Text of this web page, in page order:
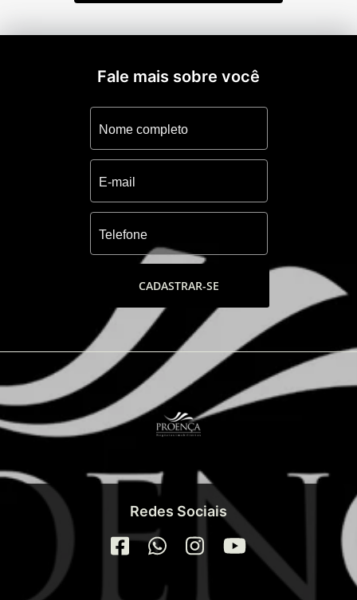
-Piscina aquecida com raia e fundo infinito,
Piscinas frias, fitness, ginastica ao ar livre,
quadra de futebol 5, quadra de futebol 7
gramada, quadra de tênis coberta, quadra
de tênis descoberta, quadra de paddle e
quadra de esportes.
-Barco pirata e playground
-Tenda zen (meditação), fonte de acesso,
Tendas, espaços verde de lazer e descanso.
Fale mais sobre você
CADASTRAR-SE
Redes Sociais